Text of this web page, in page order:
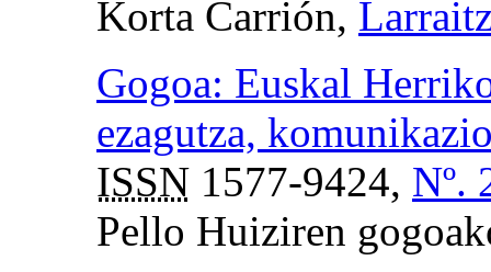
Korta Carrión,
Gogoa: Euskal
ezagutza,
ISSN 1577-9424, Nº.
Pello Huiziren